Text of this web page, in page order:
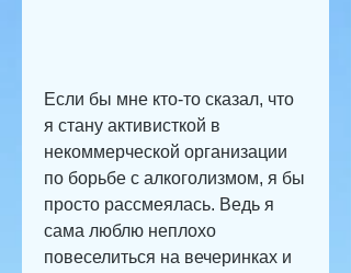
Если бы мне кто-то сказал, что
я стану активисткой в
некоммерческой организации
по борьбе с алкоголизмом, я бы
просто рассмеялась. Ведь я
сама люблю неплохо
повеселиться на вечеринках и